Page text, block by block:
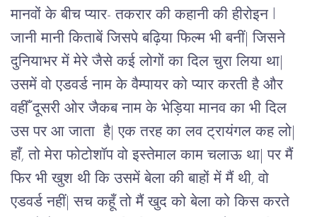
मानवों के बीच प्यार- तकरार की कहानी की हीरोइन l
जानी मानी किताबें जिसपे बढ़िया फिल्म भी बनीं| जिसने
दुनियाभर में मेरे जैसे कई लोगों का दिल चुरा लिया था|
उसमें वो एडवर्ड नाम के वैम्पायर को प्यार करती है और
वहीँ दूसरी ओर जैकब नाम के भेड़िया मानव का भी दिल
उस पर आ जाता  है| एक तरह का लव ट्रायंगल कह लो|
हाँ, तो मेरा फोटोशॉप वो इस्तेमाल काम चलाऊ था| पर मैं
फिर भी खुश थी कि उसमें बेला की बाहों में मैं थी, वो
एडवर्ड नहीं| सच कहूँ तो मैं खुद को बेला को किस करते